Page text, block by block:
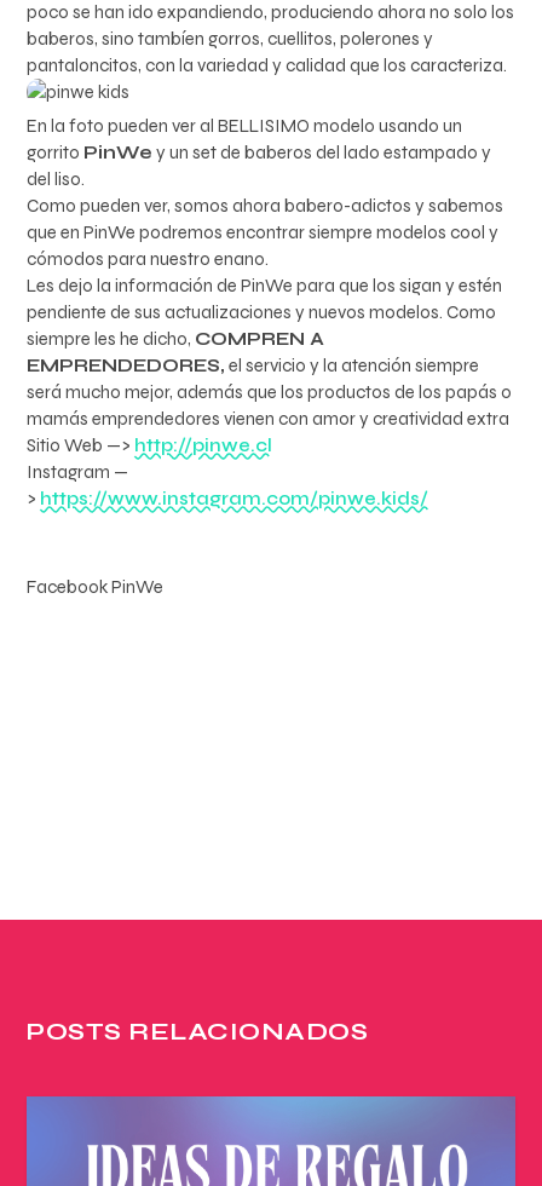
poco se han ido expandiendo, produciendo ahora no solo los
baberos, sino tambíen gorros, cuellitos, polerones y
pantaloncitos, con la variedad y calidad que los caracteriza.
En la foto pueden ver al BELLISIMO modelo usando un
gorrito PinWe y un set de baberos del lado estampado y
del liso.
Como pueden ver, somos ahora babero-adictos y sabemos
que en PinWe podremos encontrar siempre modelos cool y
cómodos para nuestro enano.
Les dejo la información de PinWe para que los sigan y estén
pendiente de sus actualizaciones y nuevos modelos. Como
siempre les he dicho, COMPREN A
EMPRENDEDORES, el servicio y la atención siempre
será mucho mejor, además que los productos de los papás o
mamás emprendedores vienen con amor y creatividad extra
Sitio Web —> http://pinwe.cl
Instagram —
> https://www.instagram.com/pinwe.kids/
Facebook PinWe
POSTS RELACIONADOS